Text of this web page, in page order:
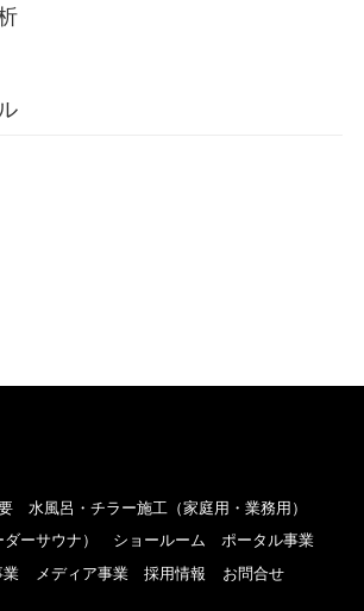
水風呂・チラー施工（家庭用・業務用）
ーサウナ）
ショールーム
ポータル事業
業
メディア事業 採用情報 お問合せ